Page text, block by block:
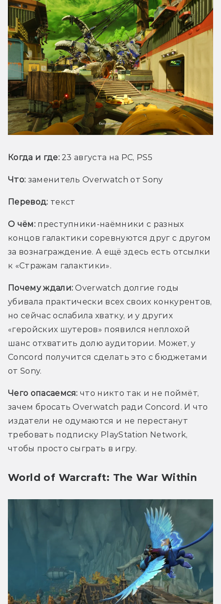
Когда и где: 23 августа на PC, PS5
Что: заменитель Overwatch от Sony
Перевод: текст
О чём: преступники-наёмники с разных
концов галактики соревнуются друг с другом
за вознаграждение. А ещё здесь есть отсылки
к «Стражам галактики».
Почему ждали: Overwatch долгие годы
убивала практически всех своих конкурентов,
но сейчас ослабила хватку, и у других
«геройских шутеров» появился неплохой
шанс отхватить долю аудитории. Может, у
Concord получится сделать это с бюджетами
от Sony.
Чего опасаемся: что никто так и не поймёт,
зачем бросать Overwatch ради Concord. И что
издатели не одумаются и не перестанут
требовать подписку PlayStation Network,
чтобы просто сыграть в игру.
World of Warcraft: The War Within